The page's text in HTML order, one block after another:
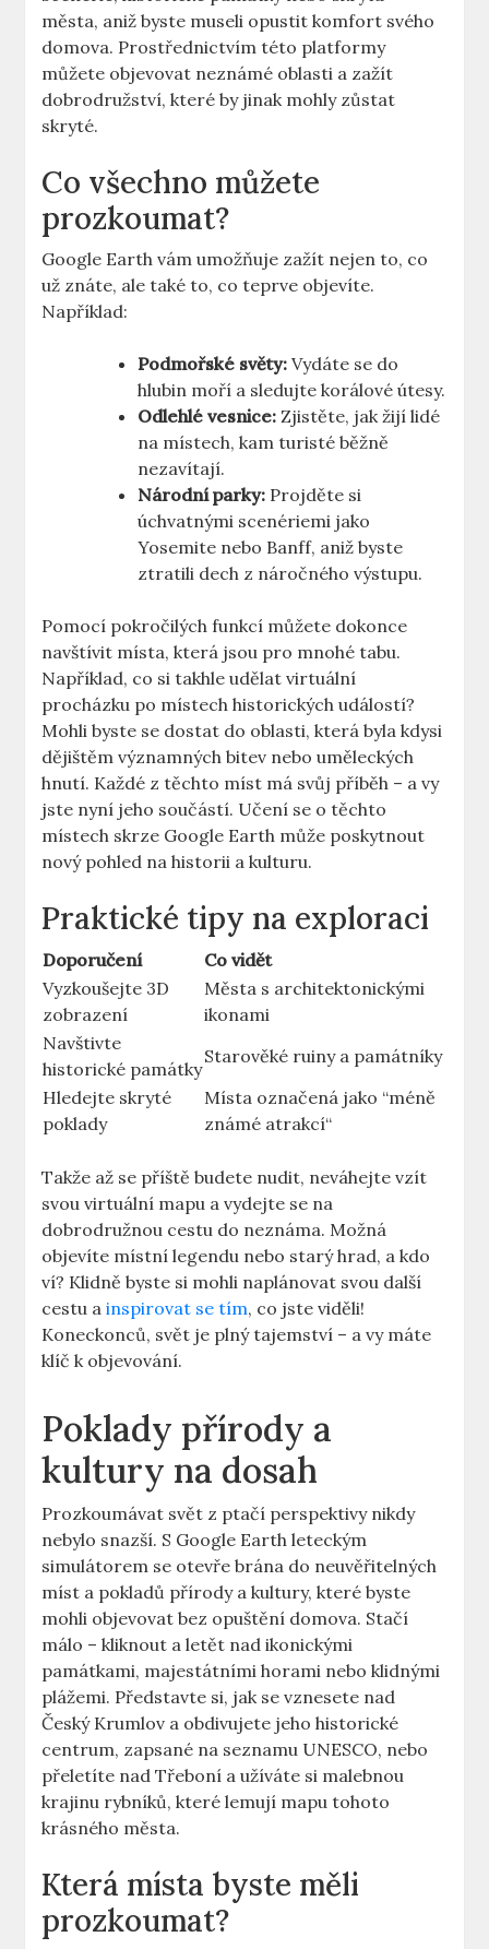
města, aniž byste museli ​opustit komfort​ svého
domova. Prostřednictvím této‌ platformy
můžete objevovat neznámé oblasti a zažít
dobrodružství, které‍ by jinak⁢ mohly zůstat
skryté.
Co všechno můžete⁢
prozkoumat?
Google Earth vám umožňuje zažít‍ nejen to,​ co
už znáte, ale také to,‌ co​ teprve objevíte.
Například:
Podmořské ‍světy: Vydáte se do ​
hlubin moří a sledujte korálové ⁤útesy.
Odlehlé vesnice: Zjistěte, jak žijí lidé
na místech, ⁤kam turisté běžně
nezavítají.
Národní parky: Projděte si
úchvatnými ⁤scenériemi jako
Yosemite ⁣nebo ‍Banff, aniž ​byste
ztratili dech z náročného výstupu.
Pomocí​ pokročilých funkcí můžete dokonce ​
navštívit místa, která jsou pro⁢ mnohé tabu.
Například, co si takhle udělat‌ virtuální
procházku po místech historických ‌událostí?⁣
Mohli byste ‌se ⁤dostat do oblasti, ⁤která byla‌ kdysi
dějištěm ⁣významných⁣ bitev nebo uměleckých‌
hnutí. Každé z těchto míst má ​svůj‍ příběh ​– a vy
jste nyní jeho‍ součástí. ‍Učení⁤ se o ⁢těchto ​
místech skrze Google⁢ Earth ‍může poskytnout
⁣nový‌ pohled⁤ na historii ​a kulturu.
Praktické tipy na exploraci
Doporučení
Co vidět
Vyzkoušejte ⁣3D
zobrazení
Města ⁢s​ architektonickými
ikonami
Navštivte
historické památky
Starověké ruiny a⁤ památníky
Hledejte skryté⁤
poklady
Místa‍ označená jako ⁣“méně
známé atrakcí“
Takže⁤ až se‍ příště budete ​nudit, neváhejte vzít
svou virtuální ⁣mapu a vydejte⁢ se na
dobrodružnou cestu​ do neznáma. Možná
objevíte ‍místní legendu nebo ‍starý hrad, a kdo
ví?⁤ Klidně⁣ byste si mohli naplánovat svou další
cestu ‍a‍inspirovat se tím, co jste‍ viděli!
Koneckonců, svět je plný tajemství – ‍a vy‍ máte⁢
klíč ‌k objevování.
Poklady přírody a⁣
kultury⁢ na ⁣dosah
Prozkoumávat svět z ptačí perspektivy nikdy
nebylo snazší. S ⁤Google Earth⁤ leteckým​
simulátorem ‌se​ otevře‌ brána do neuvěřitelných
míst a⁣ pokladů ⁤přírody ⁣a kultury, které byste
mohli objevovat bez opuštění domova. Stačí ​
málo – kliknout‌ a ⁢letět nad ikonickými
památkami, ⁤majestátními horami nebo ⁢klidnými
plážemi. Představte si, ‍jak ‌se⁣ vznesete​ nad⁤
Český Krumlov​ a obdivujete jeho historické
‍centrum, zapsané ‌na seznamu UNESCO, ⁤nebo
přeletíte nad⁣ Třeboní⁢ a ⁤užíváte si‌ malebnou
krajinu⁢ rybníků, které lemují mapu tohoto
krásného města.
Která⁤ místa‍ byste měli‍
prozkoumat?